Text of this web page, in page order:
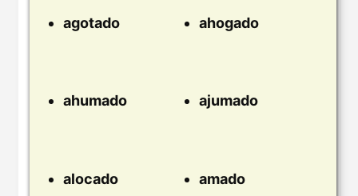
agotado ahogado
ahumado ajumado
alocado amado